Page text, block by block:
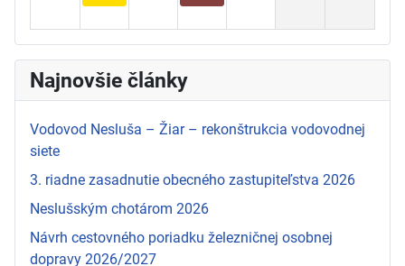
Najnovšie články
Vodovod Nesluša – Žiar – rekonštrukcia vodovodnej
siete
3. riadne zasadnutie obecného zastupiteľstva 2026
Neslušským chotárom 2026
Návrh cestovného poriadku železničnej osobnej
dopravy 2026/2027